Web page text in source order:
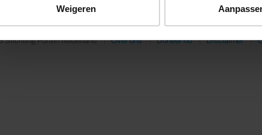
Weigeren
Stichting Forten Nederland Over ons Doneer nu Disclaimer